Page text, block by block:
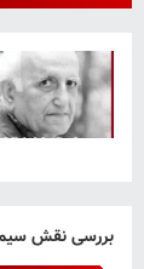
بررسی نقش